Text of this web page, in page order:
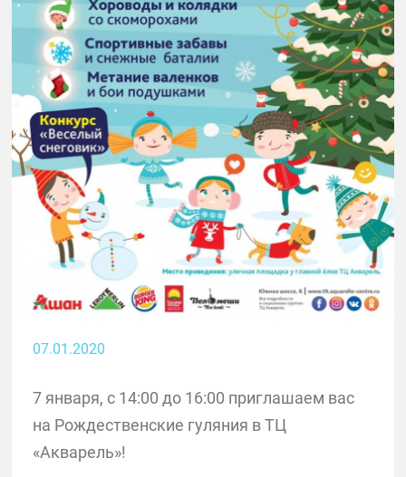
07.01.2020
7 января, с 14:00 до 16:00 приглашаем вас
на Рождественские гуляния в ТЦ
«Акварель»!